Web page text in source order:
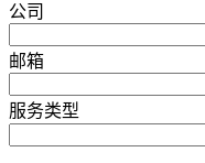
公司
邮箱
服务类型